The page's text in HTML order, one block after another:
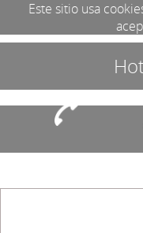
Este sitio usa